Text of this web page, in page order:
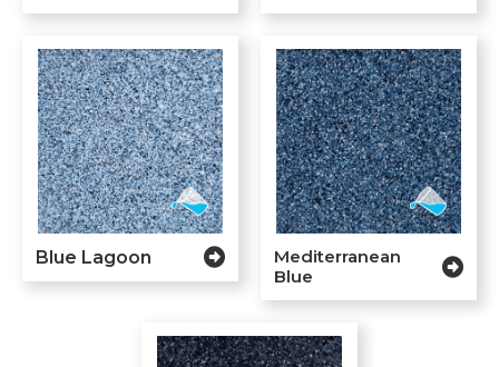
Blue Lagoon
Mediterranean
Blue